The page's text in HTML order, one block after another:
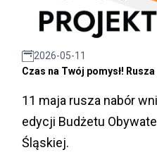
2026-05-11
Czas na Twój pomysł!
11 maja rusza nabór
edycji Budżetu
Śląskiej.